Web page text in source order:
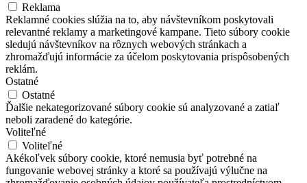
Reklama
Reklamné cookies slúžia na to, aby návštevníkom poskytovali
relevantné reklamy a marketingové kampane. Tieto súbory cookie
sledujú návštevníkov na rôznych webových stránkach a
zhromažďujú informácie za účelom poskytovania prispôsobených
reklám.
Ostatné
Ostatné
Ďalšie nekategorizované súbory cookie sú analyzované a zatiaľ
neboli zaradené do kategórie.
Voliteľné
Voliteľné
Akékoľvek súbory cookie, ktoré nemusia byť potrebné na
fungovanie webovej stránky a ktoré sa používajú výlučne na